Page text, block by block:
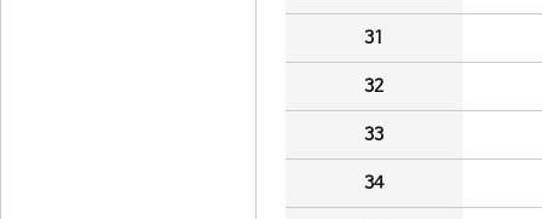
31
32
33
34